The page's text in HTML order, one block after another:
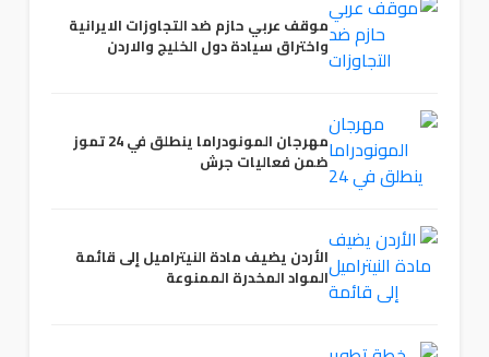
موقف عربي حازم ضد التجاوزات الايرانية
واختراق سيادة دول الخليج والاردن
مهرجان المونودراما ينطلق في 24 تموز
ضمن فعاليات جرش
الأردن يضيف مادة النيتراميل إلى قائمة
المواد المخدرة الممنوعة